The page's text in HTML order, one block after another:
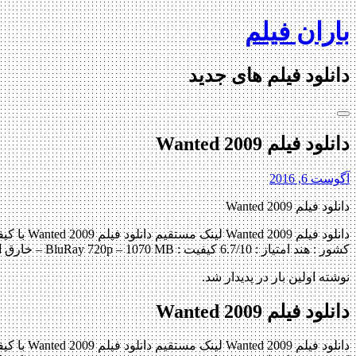
Skip
to
content
باران فیلم
دانلود فیلم های جدید
دانلود فیلم Wanted 2009
آگوست 6, 2016
دانلود فیلم Wanted 2009
کشور : هند امتیاز : 6.7/10 کیفیت : BluRay 720p – 1070 MB – خارق العاه کارگردان : Prabhudheva […]
نوشته اولین بار در پدیدار شد.
دانلود فیلم Wanted 2009